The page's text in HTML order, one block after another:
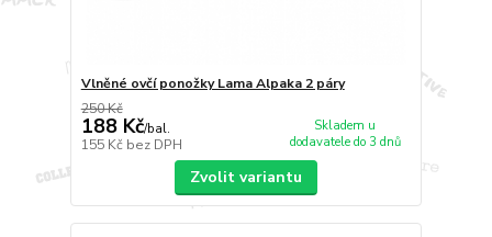
Vlněné ovčí ponožky Lama Alpaka 2 páry
250 Kč
188 Kč/bal.
155 Kč bez DPH
Skladem u
dodavatele do 3 dnů
Zvolit variantu